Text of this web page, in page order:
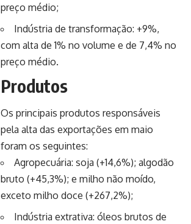
preço médio;
Indústria de transformação: +9%,
com alta de 1% no volume e de 7,4% no
preço médio.
Produtos
Os principais produtos responsáveis
pela alta das exportações em maio
foram os seguintes:
Agropecuária: soja (+14,6%); algodão
bruto (+45,3%); e milho não moído,
exceto milho doce (+267,2%);
Indústria extrativa: óleos brutos de